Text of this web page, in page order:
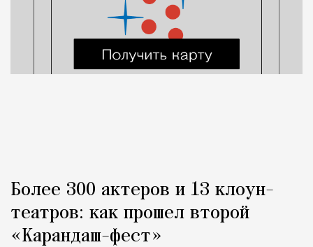
Более 300 актеров и 13 клоун-
театров: как прошел второй
«Карандаш-фест»